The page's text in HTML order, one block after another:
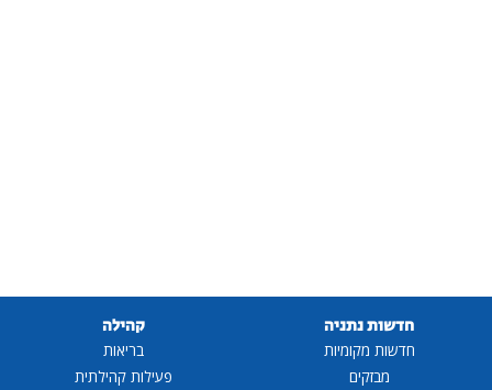
חדשות נתניה
חדשות מקומיות
מבזקים
קהילה
בריאות
פעילות קהילתית